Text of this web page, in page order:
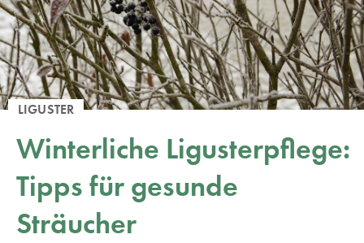
LIGUSTER
Winterliche Ligusterpflege:
Tipps für gesunde
Sträucher